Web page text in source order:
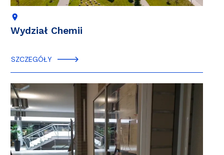
location_on
Wydział Chemii
SZCZEGÓŁY